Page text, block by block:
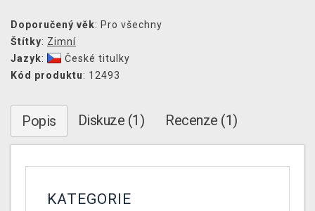
Doporučený věk: Pro všechny
Štítky: Zimní
Jazyk:
České titulky
Kód produktu: 12493
Popis Diskuze (1) Recenze (1)
KATEGORIE